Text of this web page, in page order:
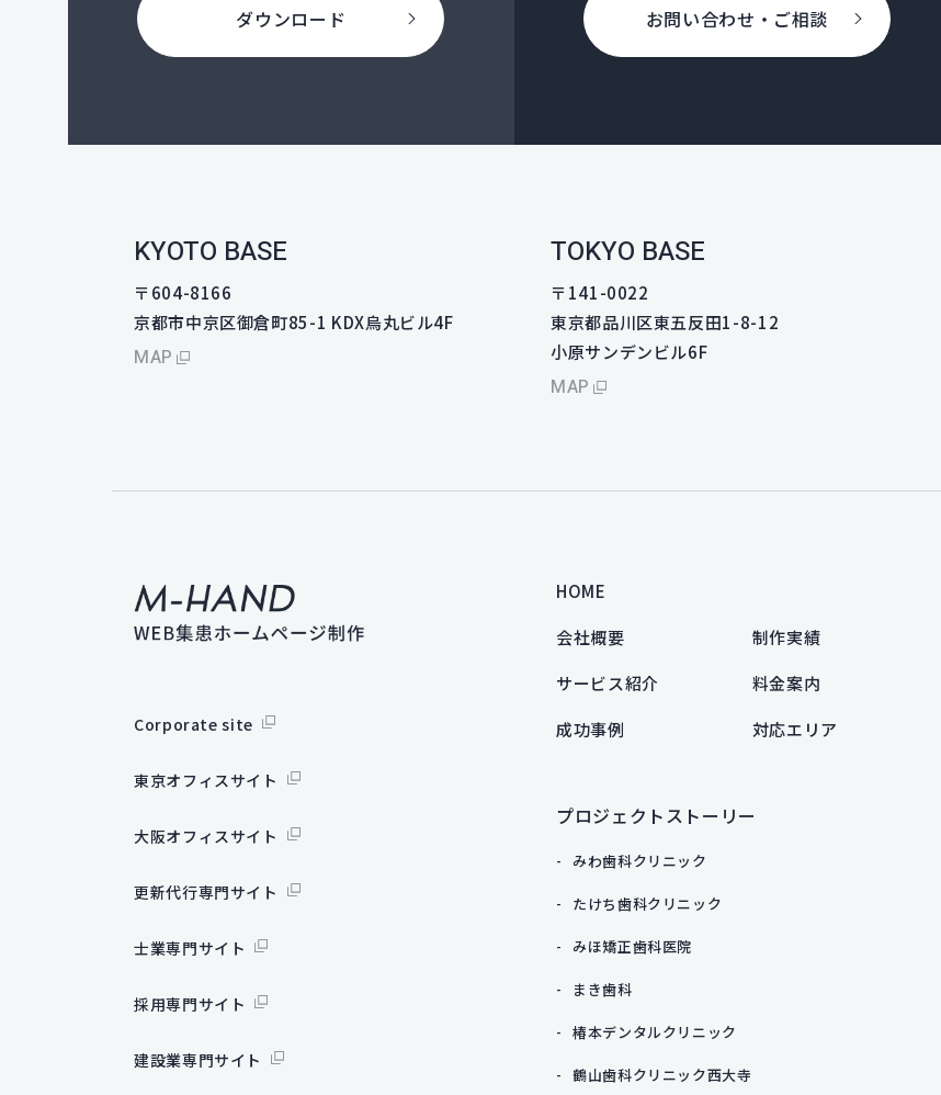
ダウンロード お問い合わせ・ご相談
KYOTO BASE
〒604-8166
京都市中京区御倉町85-1 KDX烏丸ビル4F
MAP
TOKYO BASE
〒141-0022
東京都品川区東五反田1-8-12
小原サンデンビル6F
MAP
HOME
会社概要
サービス紹介
成功事例
制作実績
料金案内
対応エリア
プロジェクトストーリー
みわ歯科クリニック
たけち歯科クリニック
みほ矯正歯科医院
まき歯科
椿本デンタルクリニック
鶴山歯科クリニック西大寺
Corporate site
東京オフィスサイト
大阪オフィスサイト
更新代行専門サイト
士業専門サイト
採用専門サイト
建設業専門サイト